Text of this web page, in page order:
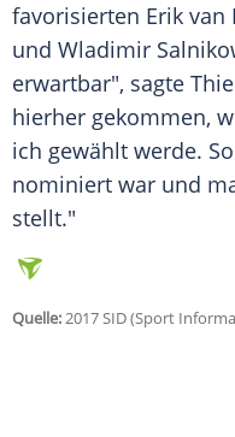
favorisierten Erik
und Wladimir
erwartbar", sagte
hierher gekommen,
ich gewählt werde.
nominiert war und
stellt."
Quelle:2017 SID (Sport